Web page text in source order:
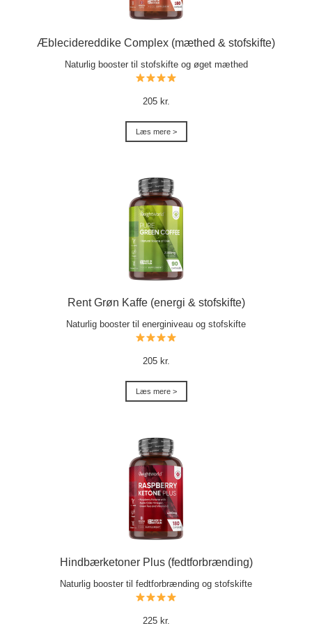
Æblecidereddike Complex (mæthed & stofskifte)
Naturlig booster til stofskifte og øget mæthed
205 kr.
Læs mere >
Rent Grøn Kaffe (energi & stofskifte)
Naturlig booster til energiniveau og stofskifte
205 kr.
Læs mere >
Hindbærketoner Plus (fedtforbrænding)
Naturlig booster til fedtforbrænding og stofskifte
225 kr.